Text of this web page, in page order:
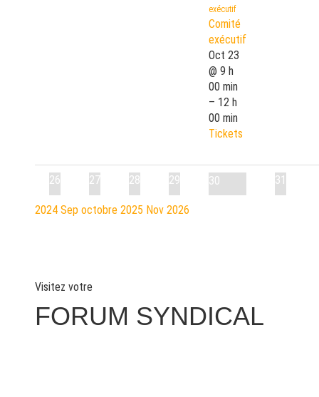
exécutif
Comité
exécutif
Oct 23
@ 9 h
00 min
– 12 h
00 min
Tickets
26 27 28 29 30 31
2024 Sep octobre 2025 Nov 2026
Visitez votre
FORUM SYNDICAL